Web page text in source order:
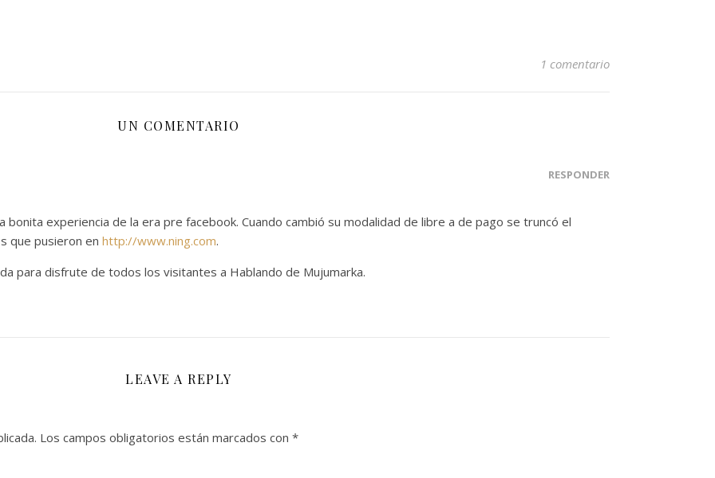
1 comentario
UN COMENTARIO
RESPONDER
bonita experiencia de la era pre facebook. Cuando cambió su modalidad de libre a de pago se truncó el
que pusieron en http://www.ning.com.
para disfrute de todos los visitantes a Hablando de Mujumarka.
LEAVE A REPLY
Los campos obligatorios están marcados con *